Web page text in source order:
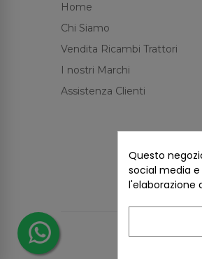
Home
Chi Siamo
Vendita Ricambi Trattori
I nostri Marchi
Assistenza Clienti
Questo
social media
l'elaborazione